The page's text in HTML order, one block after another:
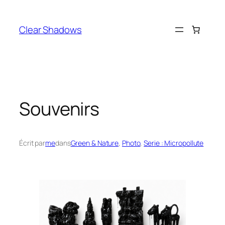
contenu
Clear Shadows
Souvenirs
Écrit parmedansGreen & Nature, Photo, Serie : Micropollute